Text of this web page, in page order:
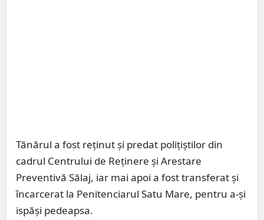
Tănărul a fost reţinut şi predat poliţiştilor din
cadrul Centrului de Reţinere și Arestare
Preventivă Sălaj, iar mai apoi a fost transferat şi
încarcerat la Penitenciarul Satu Mare, pentru a-şi
ispăşi pedeapsa.